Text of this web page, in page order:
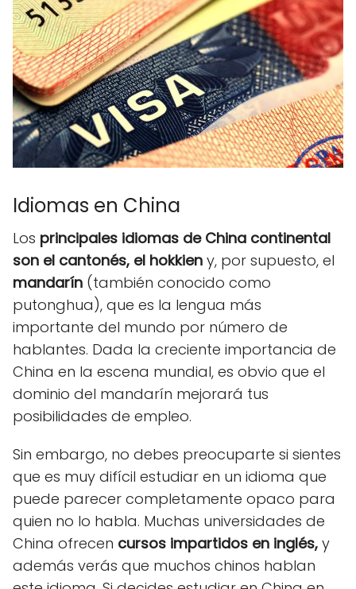
Idiomas en China
Los principales idiomas de China continental
son el cantonés, el hokkien y, por supuesto, el
mandarín (también conocido como
putonghua), que es la lengua más
importante del mundo por número de
hablantes. Dada la creciente importancia de
China en la escena mundial, es obvio que el
dominio del mandarín mejorará tus
posibilidades de empleo.
Sin embargo, no debes preocuparte si sientes
que es muy difícil estudiar en un idioma que
puede parecer completamente opaco para
quien no lo habla. Muchas universidades de
China ofrecen cursos impartidos en inglés, y
además verás que muchos chinos hablan